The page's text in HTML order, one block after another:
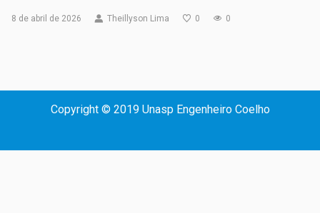
8 de abril de 2026 Theillyson Lima 0 0
Copyright © 2019 Unasp Engenheiro Coelho